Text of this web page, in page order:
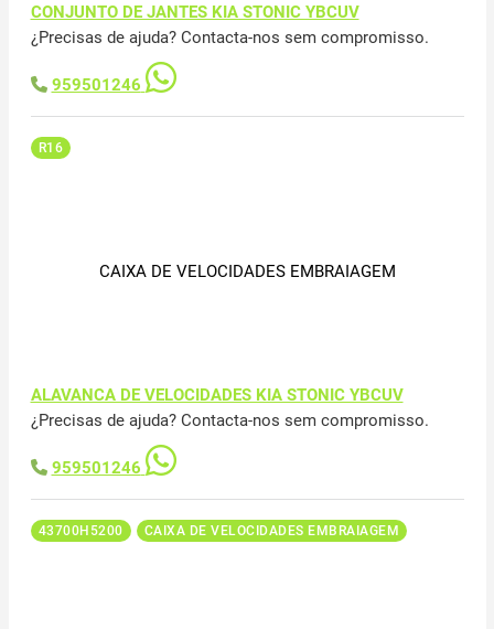
CONJUNTO DE JANTES KIA STONIC YBCUV
¿Precisas de ajuda? Contacta-nos sem compromisso.
959501246
R16
CAIXA DE VELOCIDADES EMBRAIAGEM
ALAVANCA DE VELOCIDADES KIA STONIC YBCUV
¿Precisas de ajuda? Contacta-nos sem compromisso.
959501246
43700H5200 CAIXA DE VELOCIDADES EMBRAIAGEM